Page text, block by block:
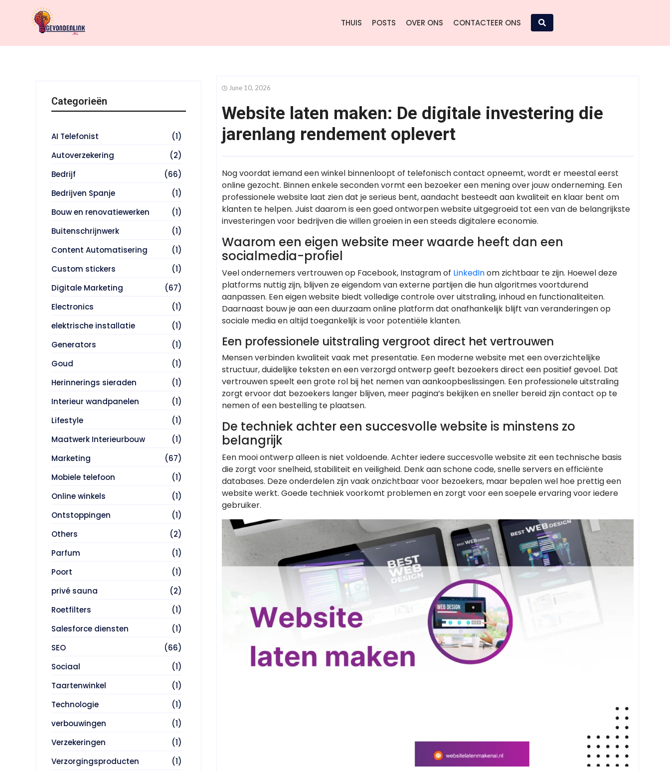
THUIS POSTS OVER ONS CONTACTEER ONS
Categorieën
AI Telefonist
(1)
Autoverzekering
(2)
Bedrijf
(66)
Bedrijven Spanje
(1)
Bouw en renovatiewerken
(1)
Buitenschrijnwerk
(1)
Content Automatisering
(1)
Custom stickers
(1)
Digitale Marketing
(67)
Electronics
(1)
elektrische installatie
(1)
Generators
(1)
Goud
(1)
Herinnerings sieraden
(1)
Interieur wandpanelen
(1)
Lifestyle
(1)
Maatwerk Interieurbouw
(1)
Marketing
(67)
Mobiele telefoon
(1)
Online winkels
(1)
Ontstoppingen
(1)
Others
(2)
Parfum
(1)
Poort
(1)
privé sauna
(2)
Roetfilters
(1)
Salesforce diensten
(1)
SEO
(66)
Sociaal
(1)
Taartenwinkel
(1)
Technologie
(1)
verbouwingen
(1)
Verzekeringen
(1)
Verzorgingsproducten
(1)
June 10, 2026
Website laten maken: De digitale investering die
jarenlang rendement oplevert
Nog voordat iemand een winkel binnenloopt of telefonisch contact opneemt, wordt er meestal eerst
online gezocht. Binnen enkele seconden vormt een bezoeker een mening over jouw onderneming. Een
professionele website laat zien dat je serieus bent, aandacht besteedt aan kwaliteit en klaar bent om
klanten te helpen. Juist daarom is een goed ontworpen website uitgegroeid tot een van de belangrijkste
investeringen voor bedrijven die willen groeien in een steeds digitalere economie.
Waarom een eigen website meer waarde heeft dan een
socialmedia-profiel
Veel ondernemers vertrouwen op Facebook, Instagram of LinkedInom zichtbaar te zijn. Hoewel deze
platforms nuttig zijn, blijven ze eigendom van externe partijen die hun algoritmes voortdurend
aanpassen. Een eigen website biedt volledige controle over uitstraling, inhoud en functionaliteiten.
Daarnaast bouw je aan een duurzaam online platform dat onafhankelijk blijft van veranderingen op
sociale media en altijd toegankelijk is voor potentiële klanten.
Een professionele uitstraling vergroot direct het vertrouwen
Mensen verbinden kwaliteit vaak met presentatie. Een moderne website met een overzichtelijke
structuur, duidelijke teksten en een verzorgd ontwerp geeft bezoekers direct een positief gevoel. Dat
vertrouwen speelt een grote rol bij het nemen van aankoopbeslissingen. Een professionele uitstraling
zorgt ervoor dat bezoekers langer blijven, meer pagina’s bekijken en sneller bereid zijn contact op te
nemen of een bestelling te plaatsen.
De techniek achter een succesvolle website is minstens zo
belangrijk
Een mooi ontwerp alleen is niet voldoende. Achter iedere succesvolle website zit een technische basis
die zorgt voor snelheid, stabiliteit en veiligheid. Denk aan schone code, snelle servers en efficiënte
databases. Deze onderdelen zijn vaak onzichtbaar voor bezoekers, maar bepalen wel hoe prettig een
website werkt. Goede techniek voorkomt problemen en zorgt voor een soepele ervaring voor iedere
gebruiker.